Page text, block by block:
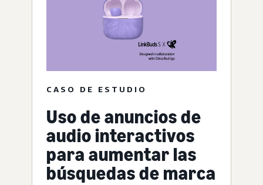
CASO DE ESTUDIO
Uso de anuncios de
audio interactivos
para aumentar las
búsquedas de marca